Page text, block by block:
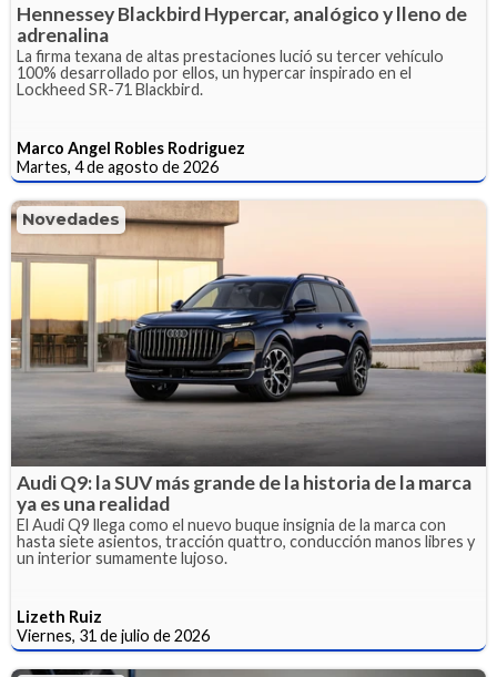
Hennessey Blackbird Hypercar, analógico y lleno de
adrenalina
La firma texana de altas prestaciones lució su tercer vehículo
100% desarrollado por ellos, un hypercar inspirado en el
Lockheed SR-71 Blackbird.
Marco Angel Robles Rodriguez
Martes, 4 de agosto de 2026
Novedades
Audi Q9: la SUV más grande de la historia de la marca
ya es una realidad
El Audi Q9 llega como el nuevo buque insignia de la marca con
hasta siete asientos, tracción quattro, conducción manos libres y
un interior sumamente lujoso.
Lizeth Ruiz
Viernes, 31 de julio de 2026